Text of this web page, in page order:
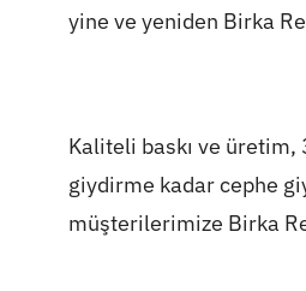
yine ve yeniden Birka
Kaliteli baskı ve
giydirme kadar cephe
müşterilerimize Birka